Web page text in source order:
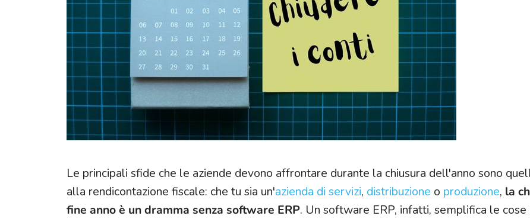
Assistenza post vendita
Le principali sfide che le aziende devono affrontare durante la chiusura dell'anno sono
alla rendicontazione fiscale: che tu sia un'azienda di servizi, distribuzione o produzione, la
fine anno è un dramma senza software ERP. Un software ERP, infatti, semplifica le